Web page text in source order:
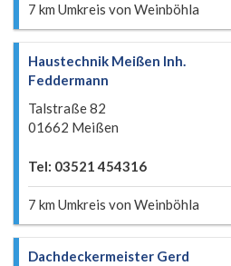
7 km Umkreis von Weinböhla
Haustechnik Meißen Inh.
Feddermann
Talstraße 82
01662 Meißen
Tel: 03521 454316
7 km Umkreis von Weinböhla
Dachdeckermeister Gerd